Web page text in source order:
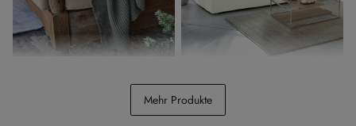
CHF 3’198.00
Mehr Produkte